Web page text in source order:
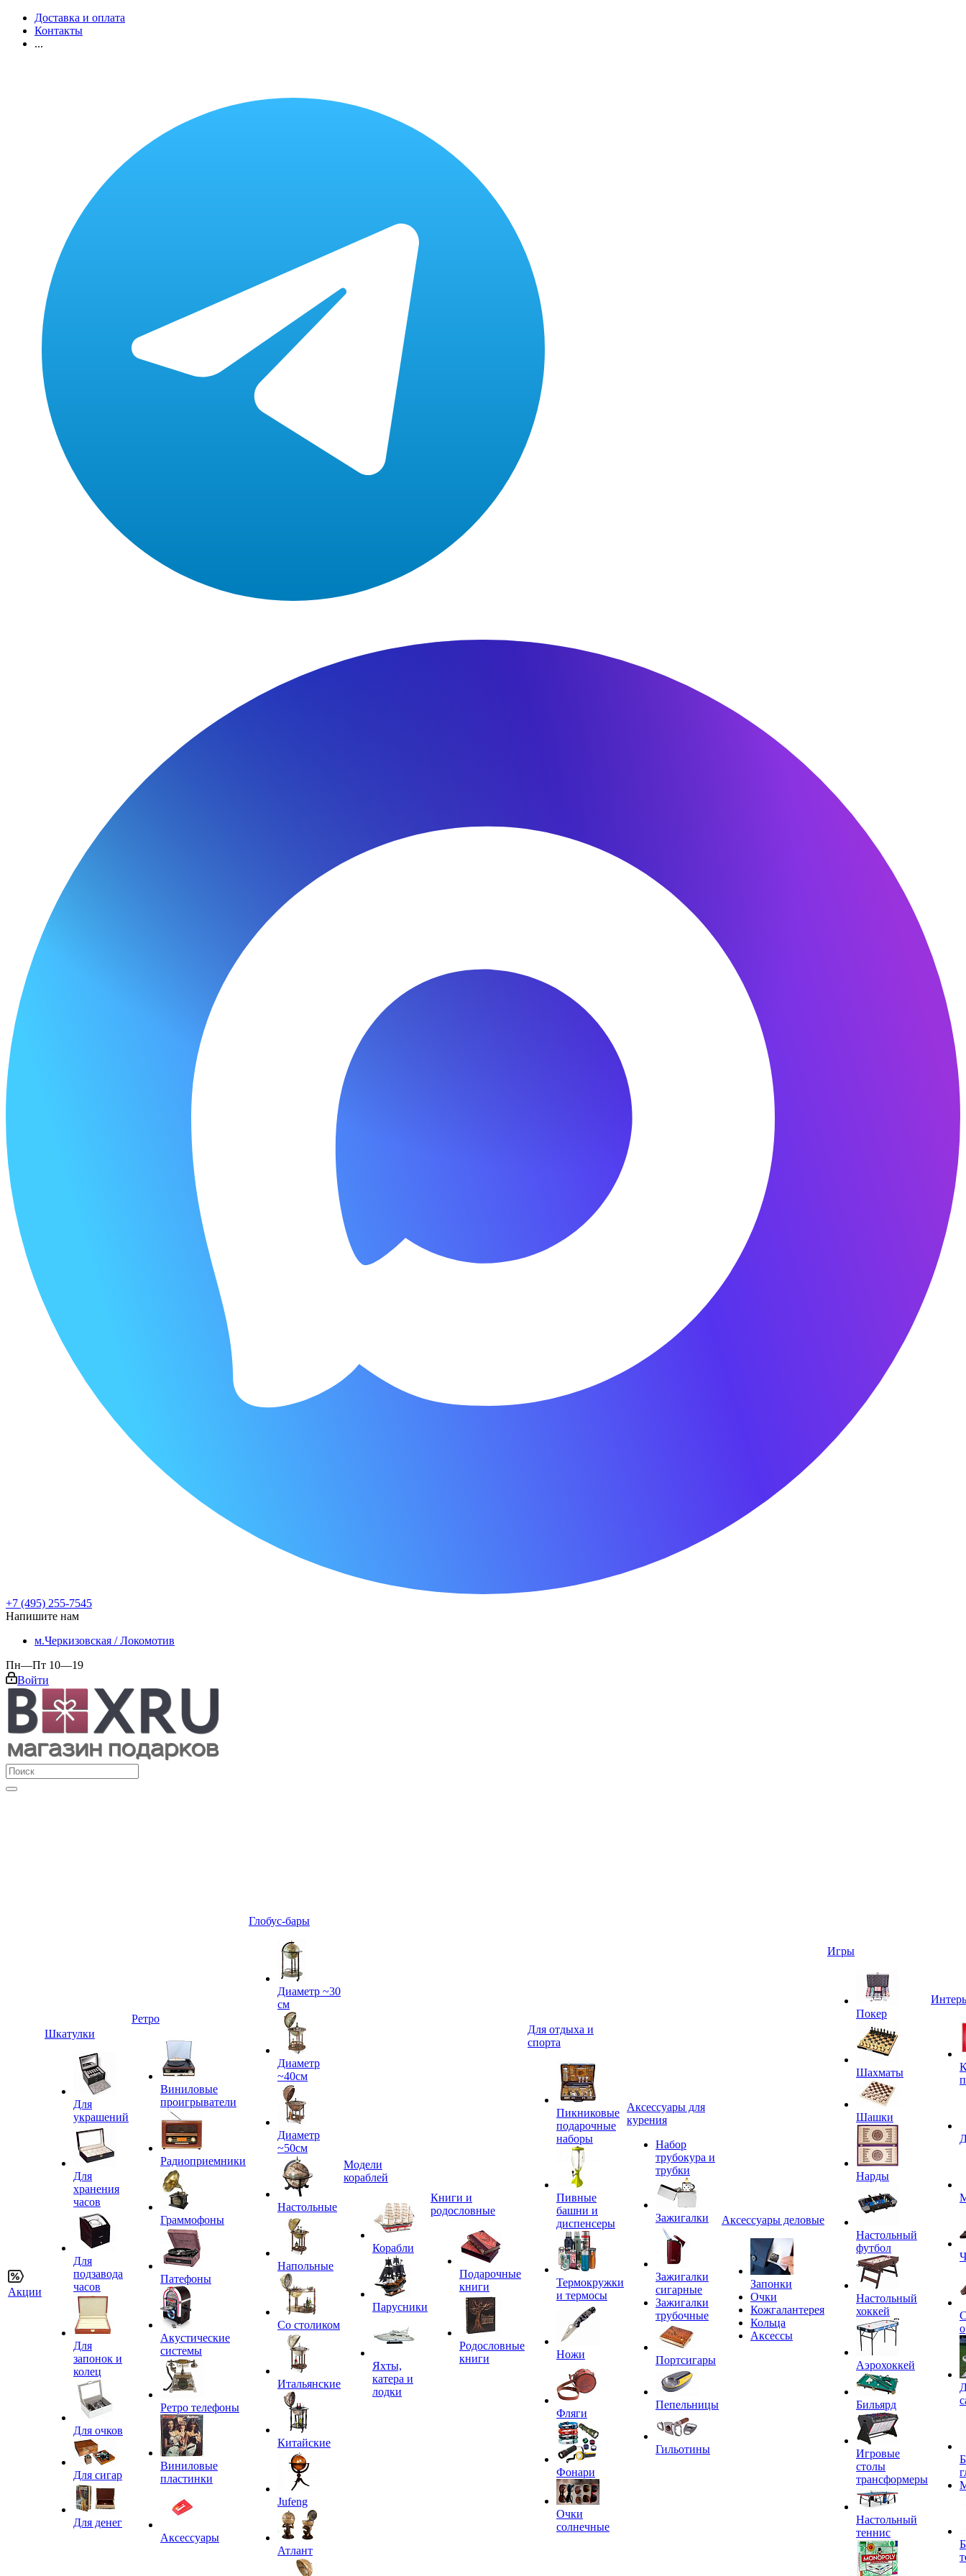
Доставка и оплата
Контакты
...
+7 (495) 255-7545
Напишите нам
м.Черкизовская / Локомотив
Пн—Пт 10—19
Войти
Акции
Шкатулки
Для
украшений
Для
хранения
часов
Для
подзавода
часов
Для
запонок и
колец
Для очков
Для сигар
Для денег
Ретро
Виниловые
проигрыватели
Радиоприемники
Граммофоны
Патефоны
Акустические
системы
Ретро телефоны
Виниловые
пластинки
Аксессуары
Глобус-бары
Диаметр ~30
см
Диаметр
~40см
Диаметр
~50см
Настольные
Напольные
Со столиком
Итальянские
Китайские
Jufeng
Атлант
Модели
кораблей
Корабли
Парусники
Яхты,
катера и
лодки
Книги и
родословные
Подарочные
книги
Родословные
книги
Для отдыха и
спорта
Пикниковые
подарочные
наборы
Пивные
башни и
диспенсеры
Термокружки
и термосы
Ножи
Фляги
Фонари
Очки
солнечные
Аксессуары для
курения
Набор
трубокура и
трубки
Зажигалки
Зажигалки
сигарные
Зажигалки
трубочные
Портсигары
Пепельницы
Гильотины
Аксессуары деловые
Запонки
Очки
Кожгалантерея
Кольца
Аксессы
Игры
Покер
Шахматы
Шашки
Нарды
Настольный
футбол
Настольный
хоккей
Аэрохоккей
Бильярд
Игровые
столы
трансформеры
Настольный
теннис